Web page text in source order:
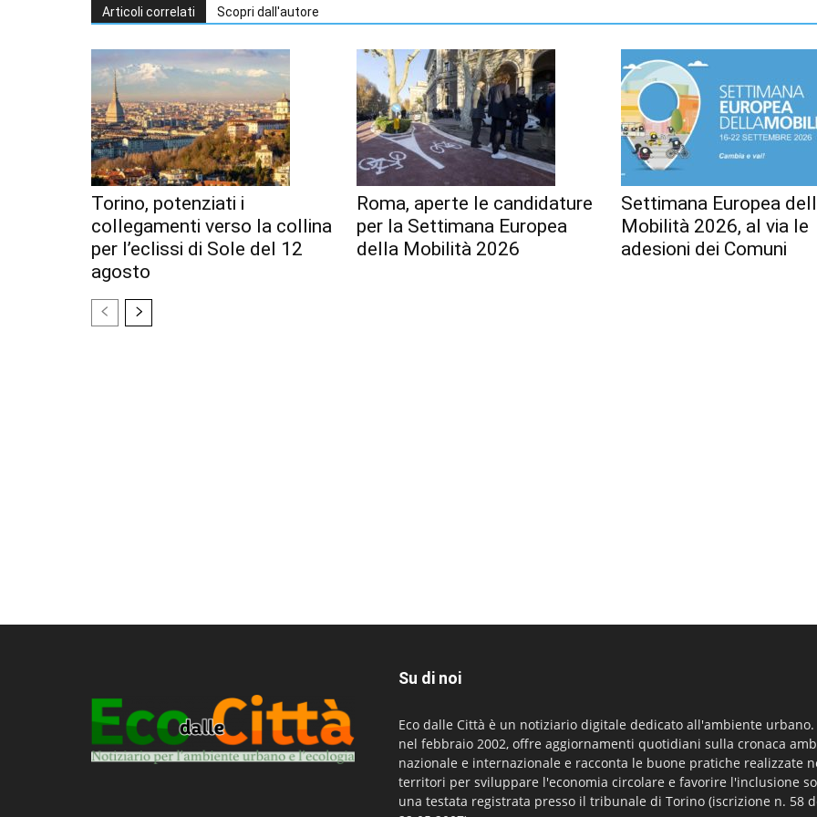
Articoli correlati Scopri dall'autore
Torino, potenziati i
collegamenti verso la collina
per l’eclissi di Sole del 12
agosto
Roma, aperte le candidature
per la Settimana Europea
della Mobilità 2026
Settimana Europea
Mobilità 2026, al via le
adesioni dei Comuni
Su di noi
Eco dalle Città è un notiziario digitale dedicato all'ambiente
nel febbraio 2002, offre aggiornamenti quotidiani sulla cronaca
nazionale e internazionale e racconta le buone pratiche realizzate
territori per sviluppare l'economia circolare e favorire l'inclusione
una testata registrata presso il tribunale di Torino (iscrizione n. 58